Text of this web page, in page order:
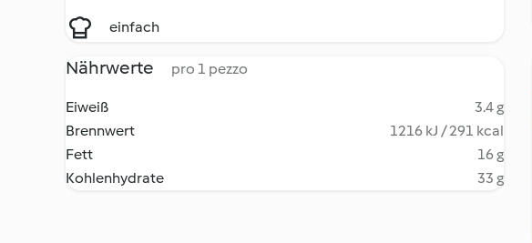
einfach
Nährwerte pro 1 pezzo
Eiweiß
3.4 g
Brennwert
1216 kJ / 291 kcal
Fett
16 g
Kohlenhydrate
33 g